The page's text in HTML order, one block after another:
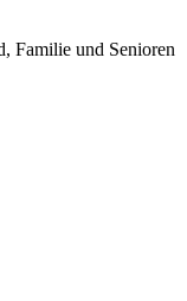
Familie und Senioren